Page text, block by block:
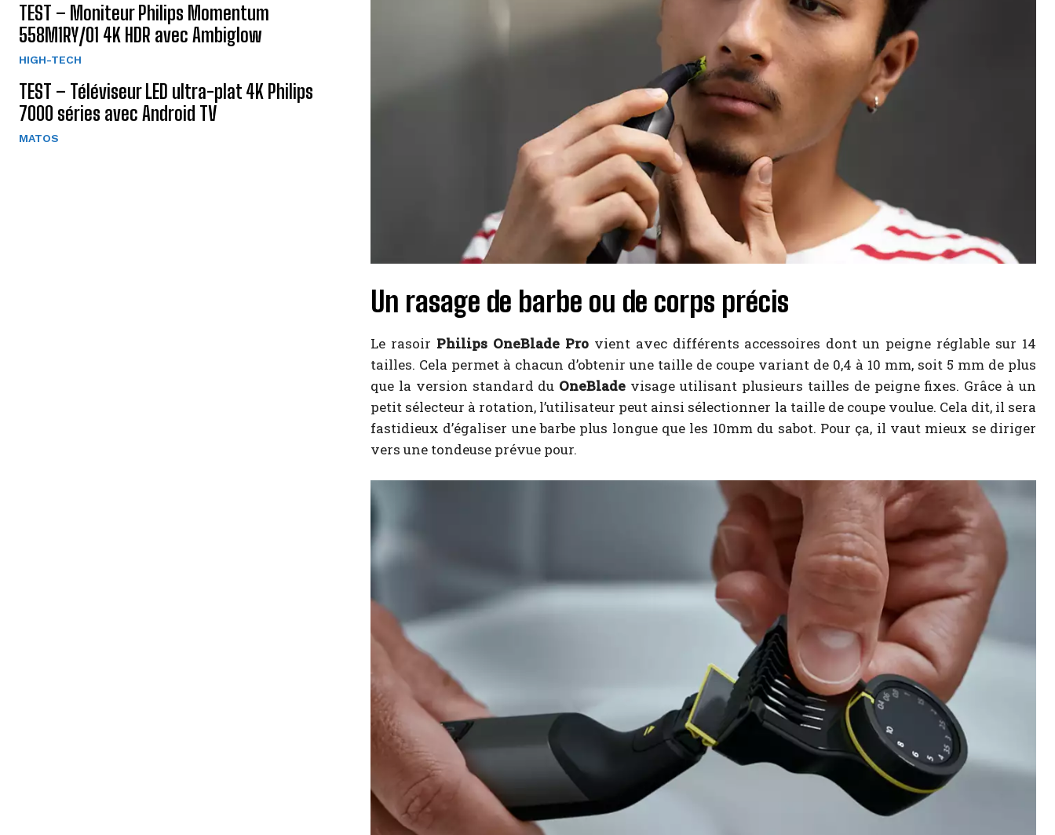
TEST – Moniteur Philips Momentum
558M1RY/01 4K HDR avec Ambiglow
HIGH-TECH
TEST – Téléviseur LED ultra-plat 4K Philips
7000 séries avec Android TV
MATOS
Un rasage de barbe ou de corps précis
Le rasoir Philips OneBlade Provient avec différents accessoires dont un peigne réglable sur 14
tailles. Cela permet à chacun d’obtenir une taille de coupe variant de 0,4 à 10 mm, soit 5 mm de plus
que la version standard du OneBlade visage utilisant plusieurs tailles de peigne fixes. Grâce à un
petit sélecteur à rotation, l’utilisateur peut ainsi sélectionner la taille de coupe voulue. Cela dit, il sera
fastidieux d’égaliser une barbe plus longue que les 10mm du sabot. Pour ça, il vaut mieux se diriger
vers une tondeuse prévue pour.